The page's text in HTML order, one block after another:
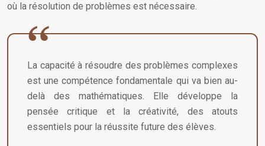
où la résolution de problèmes est nécessaire.
La capacité à résoudre des problèmes complexes
est une compétence fondamentale qui va bien au-
delà des mathématiques. Elle développe la
pensée critique et la créativité, des atouts
essentiels pour la réussite future des élèves.